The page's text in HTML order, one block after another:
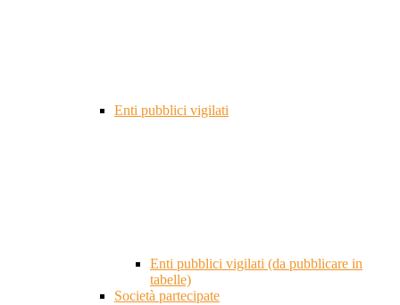
Enti pubblici vigilati
Enti pubblici vigilati (da pubblicare in
tabelle)
Società partecipate